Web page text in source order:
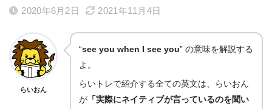
2020年6月2日 2021年11月4日
らいおん
“see you when I see you” の意味を解説する
よ。
らいトレで紹介する全ての英文は、らいおん
が 「実際にネイティブが言っているのを聞い